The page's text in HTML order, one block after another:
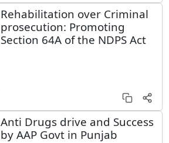
Rehabilitation over Criminal
prosecution: Promoting
Section 64A of the NDPS Act
Anti Drugs drive and Success
by AAP Govt in Punjab